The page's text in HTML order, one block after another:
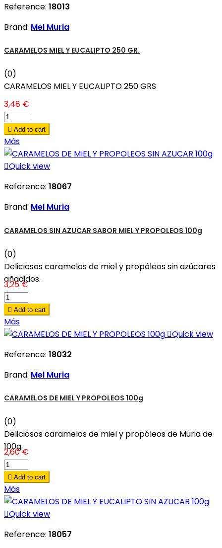
Reference: 18013
Brand: Mel Muria
CARAMELOS MIEL Y EUCALIPTO 250 GR.
(0)
CARAMELOS MIEL Y EUCALIPTO 250 GRS
3,48 €
 Add to cart
Más
Quick view
Reference: 18067
Brand: Mel Muria
CARAMELOS SIN AZUCAR SABOR MIEL Y PROPOLEOS 100g
(0)
Deliciosos caramelos de miel y propóleos sin azúcares
añadidos.
3,25 €
 Add to cart
Más
Quick view
Reference: 18032
Brand: Mel Muria
CARAMELOS DE MIEL Y PROPOLEOS 100g
(0)
Deliciosos caramelos de miel y propóleos de Muria de
100g.
2,60 €
 Add to cart
Más
Quick view
Reference: 18057